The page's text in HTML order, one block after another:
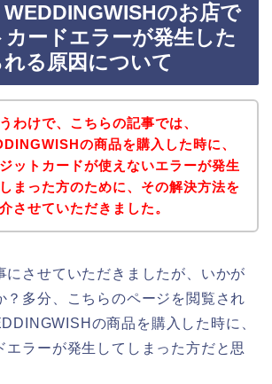
WEDDINGWISHのお店で
ードエラーが発生した
る原因について
わけで、こちらの記事では、
の商品を購入した時に、
ットカードが使えないエラーが発生
まった方のために、その解決方法を
させていただきました。
にさせていただきましたが、いかが
？多分、こちらのページを閲覧され
の商品を購入した時に、
エラーが発生してしまった方だと思